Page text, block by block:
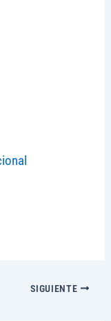
SIGUIENTE